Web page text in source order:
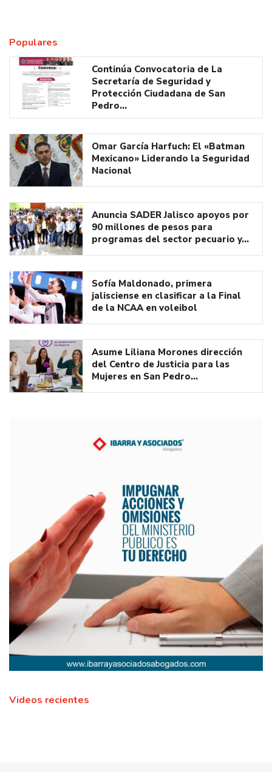
Populares
Continúa Convocatoria de La
Secretaría de Seguridad y
Protección Ciudadana de San
Pedro…
Omar García Harfuch: El «Batman
Mexicano» Liderando la Seguridad
Nacional
Anuncia SADER Jalisco apoyos por
90 millones de pesos para
programas del sector pecuario y…
Sofía Maldonado, primera
jalisciense en clasificar a la Final
de la NCAA en voleibol
Asume Liliana Morones dirección
del Centro de Justicia para las
Mujeres en San Pedro…
Videos recientes